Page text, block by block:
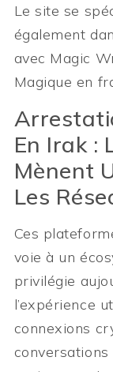
Le site se
également
avec Magic
Magique en
En Irak :
Mènent
Les
Ces
voie à un
privilégie
l’expérience
connexions